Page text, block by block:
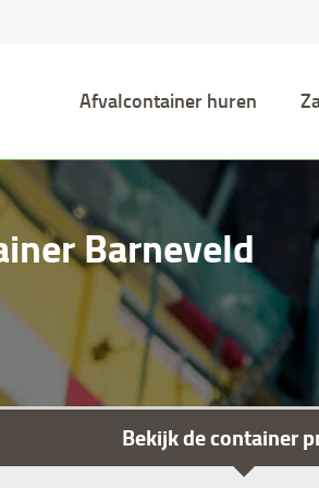
Afvalcontainer huren
Barneveld
Bekijk de container